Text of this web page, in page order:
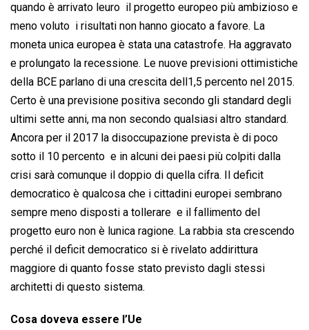
quando è arrivato leuro  il progetto europeo più ambizioso e
meno voluto  i risultati non hanno giocato a favore. La
moneta unica europea è stata una catastrofe. Ha aggravato
e prolungato la recessione. Le nuove previsioni ottimistiche
della BCE parlano di una crescita dell1,5 percento nel 2015.
Certo è una previsione positiva secondo gli standard degli
ultimi sette anni, ma non secondo qualsiasi altro standard.
Ancora per il 2017 la disoccupazione prevista è di poco
sotto il 10 percento  e in alcuni dei paesi più colpiti dalla
crisi sarà comunque il doppio di quella cifra. Il deficit
democratico è qualcosa che i cittadini europei sembrano
sempre meno disposti a tollerare  e il fallimento del
progetto euro non è lunica ragione. La rabbia sta crescendo
perché il deficit democratico si è rivelato addirittura
maggiore di quanto fosse stato previsto dagli stessi
architetti di questo sistema.
Cosa doveva essere l’Ue